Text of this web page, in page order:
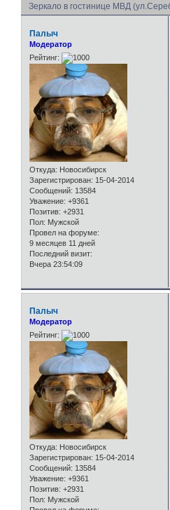
Зеркало в гостинице МВД
Палыч
Модератор
Рейтинг:
Откуда: Новосибирск
Зарегистрирован: 15-04-2014
Сообщений: 13584
Уважение: +9361
Позитив: +2931
Пол: Мужской
Провел на форуме:
9 месяцев 11 дней
Последний визит:
Вчера 23:54:09
Палыч
Модератор
Рейтинг:
Откуда: Новосибирск
Зарегистрирован: 15-04-2014
Сообщений: 13584
Уважение: +9361
Позитив: +2931
Пол: Мужской